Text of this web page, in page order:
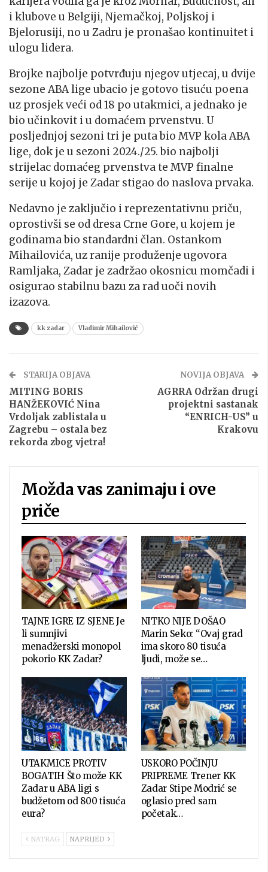
i klubove u Belgiji, Njemačkoj, Poljskoj i
Bjelorusiji, no u Zadru je pronašao kontinuitet i
ulogu lidera.
Brojke najbolje potvrđuju njegov utjecaj, u dvije
sezone ABA lige ubacio je gotovo tisuću poena
uz prosjek veći od 18 po utakmici, a jednako je
bio učinkovit i u domaćem prvenstvu. U
posljednjoj sezoni tri je puta bio MVP kola ABA
lige, dok je u sezoni 2024./25. bio najbolji
strijelac domaćeg prvenstva te MVP finalne
serije u kojoj je Zadar stigao do naslova prvaka.
Nedavno je zaključio i reprezentativnu priču,
oprostivši se od dresa Crne Gore, u kojem je
godinama bio standardni član. Ostankom
Mihailovića, uz ranije produženje ugovora
Ramljaka, Zadar je zadržao okosnicu momčadi i
osigurao stabilnu bazu za rad uoči novih
izazova.
kk zadar Vladimir Mihailović
STARIJA OBJAVA
MITING BORIS
HANŽEKOVIĆ Nina
Vrdoljak zablistala u
Zagrebu – ostala bez
rekorda zbog vjetra!
NOVIJA OBJAVA
AGRRA Održan drugi
projektni sastanak
“ENRICH-US” u
Krakovu
Možda vas zanimaju i ove
priče
TAJNE IGRE IZ SJENE Je
li sumnjivi
menadžerski monopol
pokorio KK Zadar?
NITKO NIJE DOŠAO
Marin Seko: “Ovaj grad
ima skoro 80 tisuća
ljudi, može se…
UTAKMICE PROTIV
BOGATIH Što može KK
Zadar u ABA ligi s
budžetom od 800 tisuća
eura?
USKORO POČINJU
PRIPREME Trener KK
Zadar Stipe Modrić se
oglasio pred sam
početak…
NATRAG NAPRIJED